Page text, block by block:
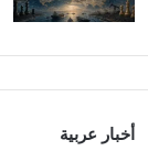
أخبار عربية